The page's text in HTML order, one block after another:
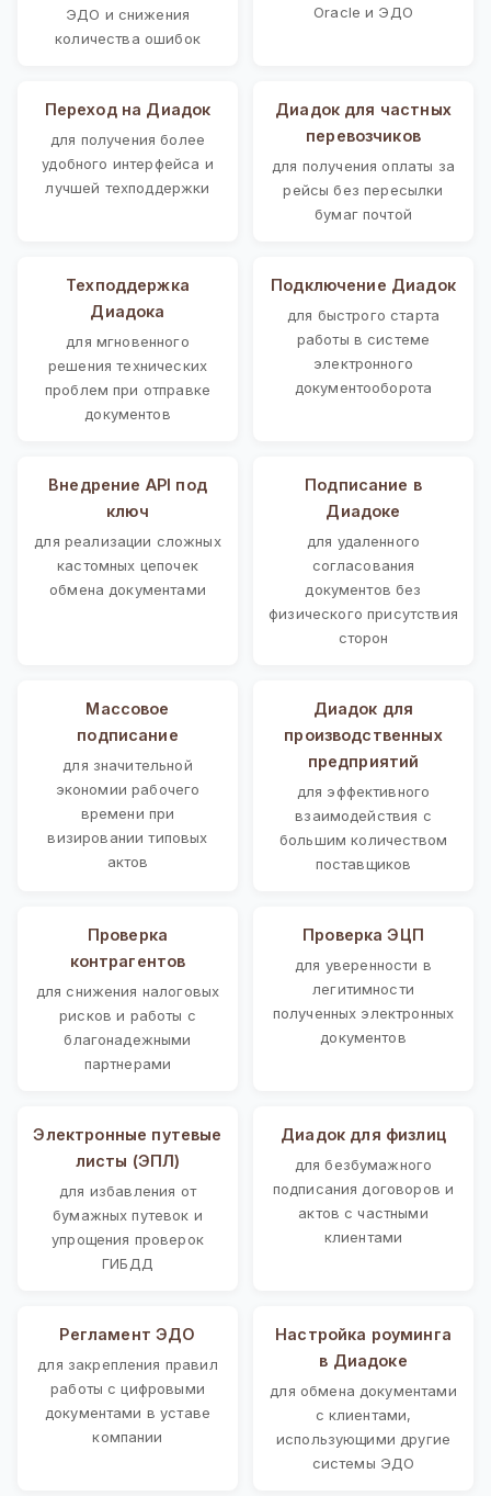
ЭДО и снижения
количества ошибок
Oracle и ЭДО
Переход на Диадок
для получения более
удобного интерфейса и
лучшей техподдержки
Диадок для частных
перевозчиков
для получения оплаты за
рейсы без пересылки
бумаг почтой
Техподдержка
Диадока
для мгновенного
решения технических
проблем при отправке
документов
Подключение Диадок
для быстрого старта
работы в системе
электронного
документооборота
Внедрение API под
ключ
для реализации сложных
кастомных цепочек
обмена документами
Подписание в
Диадоке
для удаленного
согласования
документов без
физического присутствия
сторон
Массовое
подписание
для значительной
экономии рабочего
времени при
визировании типовых
актов
Диадок для
производственных
предприятий
для эффективного
взаимодействия с
большим количеством
поставщиков
Проверка
контрагентов
для снижения налоговых
рисков и работы с
благонадежными
партнерами
Проверка ЭЦП
для уверенности в
легитимности
полученных электронных
документов
Электронные путевые
листы (ЭПЛ)
для избавления от
бумажных путевок и
упрощения проверок
ГИБДД
Диадок для физлиц
для безбумажного
подписания договоров и
актов с частными
клиентами
Регламент ЭДО
для закрепления правил
работы с цифровыми
документами в уставе
компании
Настройка роуминга
в Диадоке
для обмена документами
с клиентами,
использующими другие
системы ЭДО